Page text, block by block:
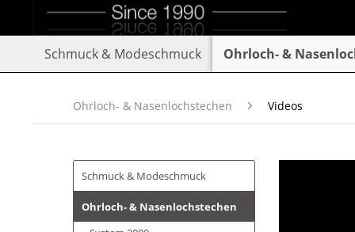
Schmuck & Modeschmuck Ohrloch- &
Ohrloch- & Nasenlochstechen Videos
Schmuck & Modeschmuck
Ohrloch- & Nasenlochstechen